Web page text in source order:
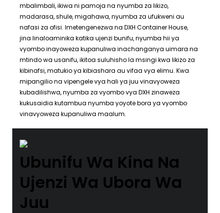
mbalimbali, ikiwa ni pamoja na nyumba za likizo,
madarasa, shule, migahawa, nyumba za ufukweni au
nafasi za ofisi. Imetengenezwa na DXH Container House,
jina linaloaminika katika ujenzi bunifu, nyumba hii ya
vyombo inayoweza kupanuliwa inachanganya uimara na
mtindo wa usanifu, ikitoa suluhisho la msingi kwa likizo za
kibinafsi, matukio ya kibiashara au vifaa vya elimu. Kwa
mipangilio na vipengele vya hali ya juu vinavyoweza
kubadilishwa, nyumba za vyombo vya DXH zinaweza
kukusaidia kutambua nyumba yoyote bora ya vyombo
vinavyoweza kupanuliwa maalum.
Ubunifu Wa Kina Na
Ujenzi Wa Ubora Wa
Juu